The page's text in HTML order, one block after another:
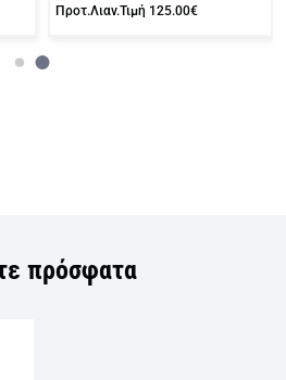
Προτ.Λιαν.Τιμή 125.00€
πρόσφατα